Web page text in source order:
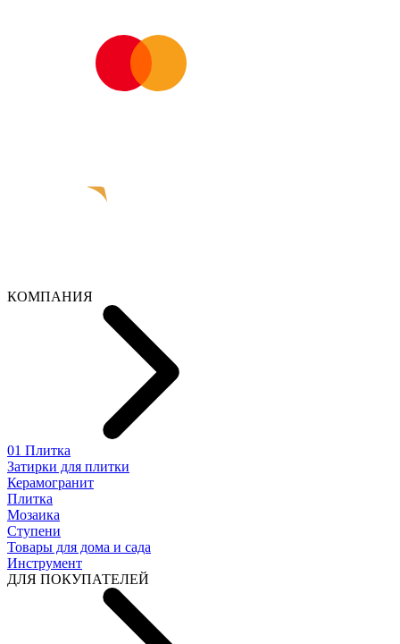
КОМПАНИЯ
01 Плитка
Затирки для плитки
Керамогранит
Плитка
Мозаика
Ступени
Товары для дома и сада
Инструмент
ДЛЯ ПОКУПАТЕЛЕЙ